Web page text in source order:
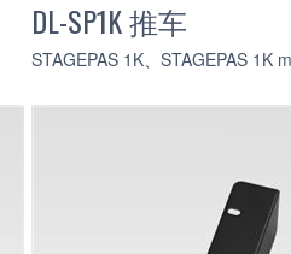
DL-SP1K 推车
STAGEPAS 1K、STAGEPAS 1K